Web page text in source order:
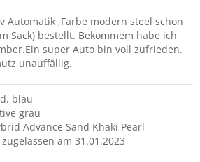
Automatik ,Farbe modern steel schon
Sack) bestellt. Bekommem habe ich
super Auto bin voll zufrieden.
unauffällig.
blau
grau
Advance Sand Khaki Pearl
am 31.01.2023